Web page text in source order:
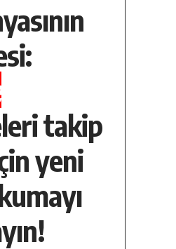
takip
yeni